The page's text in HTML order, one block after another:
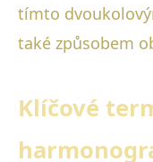
tímto
také způsobem
Klíčové